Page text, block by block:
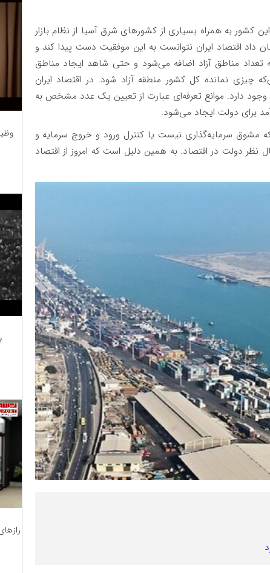
کشور به همراه بسیاری از کشورهای شرق آسیا از نظام بازار
داد اقتصاد ایران نتوانست به این موفقیت دست پیدا کند و
مناطق آزاد اضافه می‌شود و حتی شاهد ایجاد مناطق
چیزی نمانده کل کشور منطقه آزاد شود. در اقتصاد ایران
دارد. موانع تعرفه‌ای عبارت از تعیین یک عدد مشخص به
برای دولت ایجاد می‌شود.
مشوق سرمایه‌گذاری نیست یا کنترل ورود و خروج سرمایه و
نظر دولت در اقتصاد. به همین دلیل است که امروز از اقتصاد